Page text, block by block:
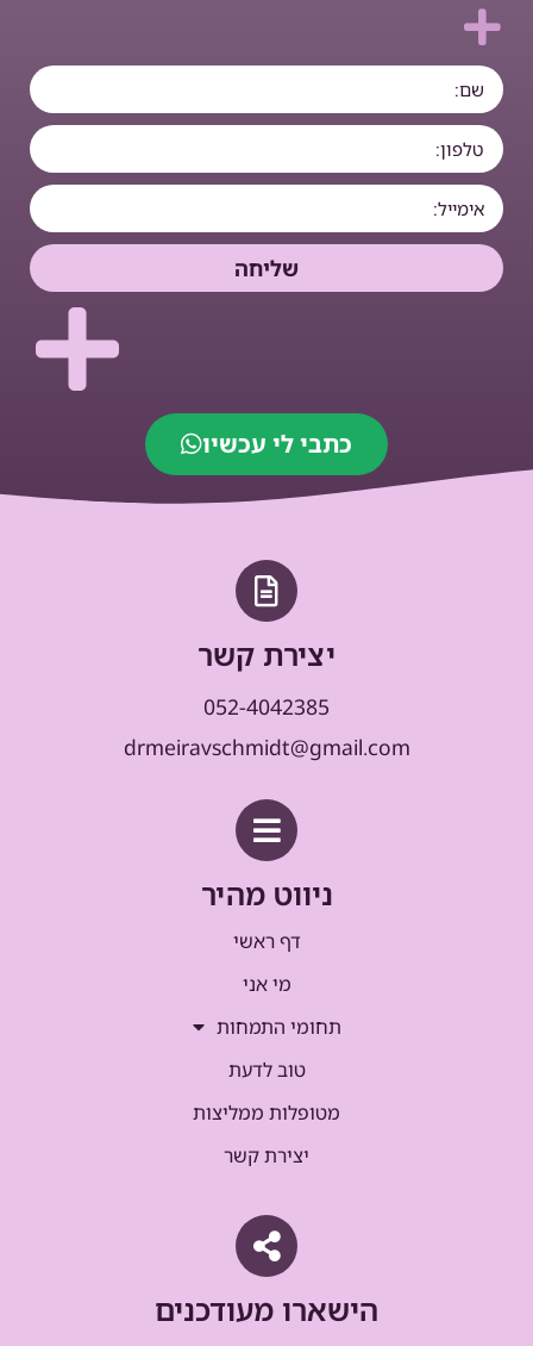
שליחה
כתבי לי עכשיו
יצירת קשר
052-4042385
drmeiravschmidt@gmail.com
ניווט מהיר
דף ראשי
מי אני
תחומי התמחות
טוב לדעת
מטופלות ממליצות
יצירת קשר
הישארו מעודכנים